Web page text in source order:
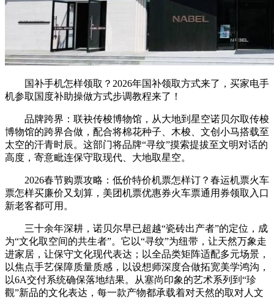
国补手机怎样领取？2026年国补领取方式来了，买家电手
机参取国度补助操做方式步调教程来了！
品牌跨界：联袂传梭博物馆，从大地到星空诺贝尔取传梭
博物馆的跨界合做，配合将棉花种子、木梭、文创小马搭载至
太空的汗青时辰。这部门将品牌“寻纹”摸索提拔至文明对话的
高度，寄意毗连保守取现代、大地取星空。
2026春节购票攻略：低价特价机票怎样订？春运机票火车
票怎样买廉价又划算，美团机票优惠券火车票通用券领取入口
新老客都可用。
三十余年深耕，诺贝尔早已超越“瓷砖出产者”的定位，成
为“文化取空间的共生者”。它以“寻纹”为纽带，让天然万象走
进家居，让保守文化现代表达；以全品类矩阵适配多元场景，
以焦点手艺保障质量质感，以设想师深度合做拓宽美学鸿沟，
以6A交付系统确保落地结果。从塞尚印象的艺术系列到“珍
觀”新品的文化表达，每一款产物都承载着对天然的取对人文